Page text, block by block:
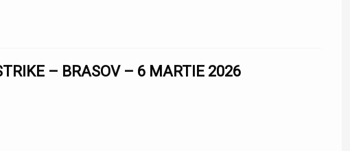
– BRASOV – 6 MARTIE 2026